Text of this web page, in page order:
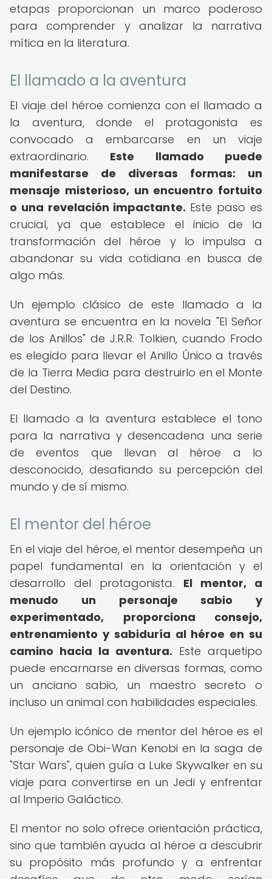
etapas proporcionan un marco poderoso
para comprender y analizar la narrativa
mítica en la literatura.
El llamado a la aventura
El viaje del héroe comienza con el llamado a
la aventura, donde el protagonista es
convocado a embarcarse en un viaje
extraordinario. Este llamado puede
manifestarse de diversas formas: un
mensaje misterioso, un encuentro fortuito
o una revelación impactante. Este paso es
crucial, ya que establece el inicio de la
transformación del héroe y lo impulsa a
abandonar su vida cotidiana en busca de
algo más.
Un ejemplo clásico de este llamado a la
aventura se encuentra en la novela "El Señor
de los Anillos" de J.R.R. Tolkien, cuando Frodo
es elegido para llevar el Anillo Único a través
de la Tierra Media para destruirlo en el Monte
del Destino.
El llamado a la aventura establece el tono
para la narrativa y desencadena una serie
de eventos que llevan al héroe a lo
desconocido, desafiando su percepción del
mundo y de sí mismo.
El mentor del héroe
En el viaje del héroe, el mentor desempeña un
papel fundamental en la orientación y el
desarrollo del protagonista. El mentor, a
menudo un personaje sabio y
experimentado, proporciona consejo,
entrenamiento y sabiduría al héroe en su
camino hacia la aventura. Este arquetipo
puede encarnarse en diversas formas, como
un anciano sabio, un maestro secreto o
incluso un animal con habilidades especiales.
Un ejemplo icónico de mentor del héroe es el
personaje de Obi-Wan Kenobi en la saga de
"Star Wars", quien guía a Luke Skywalker en su
viaje para convertirse en un Jedi y enfrentar
al Imperio Galáctico.
El mentor no solo ofrece orientación práctica,
sino que también ayuda al héroe a descubrir
su propósito más profundo y a enfrentar